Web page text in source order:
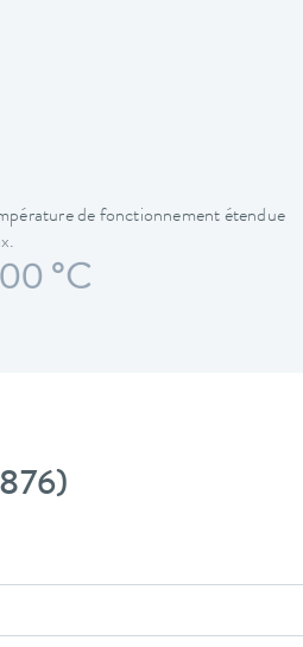
de fonctionnement étendue
°C